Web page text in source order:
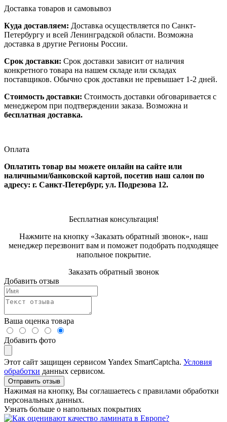
Доставка товаров и самовывоз
Куда доставляем: Доставка осуществляется по Санкт-
Петербургу и всей Ленинградской области. Возможна
доставка в другие Регионы России.
Срок доставки: Срок доставки зависит от наличия
конкретного товара на нашем складе или складах
поставщиков. Обычно срок доставки не превышает 1-2 дней.
Стоимость доставки: Стоимость доставки обговаривается с
менеджером при подтверждении заказа. Возможна и
бесплатная доставка.
Оплата
Оплатить товар вы можете онлайн на сайте или
наличными/банковской картой, посетив наш салон по
адресу: г. Санкт-Петербург, ул. Подрезова 12.
Бесплатная консультация!
Нажмите на кнопку «Заказать обратный звонок», наш
менеджер перезвонит вам и поможет подобрать подходящее
напольное покрытие.
Заказать обратный звонок
Добавить отзыв
Ваша оценка товара
Добавить фото
Этот сайт защищен сервисом Yandex SmartCaptcha. Условия
обработки данных сервисом.
Отправить отзыв
Нажимая на кнопку, Вы соглашаетесь с правилами обработки
персональных данных.
Узнать больше о напольных покрытиях